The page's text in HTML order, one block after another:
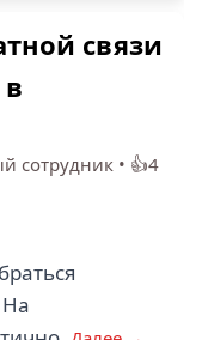
связи
сотрудник • 👍4